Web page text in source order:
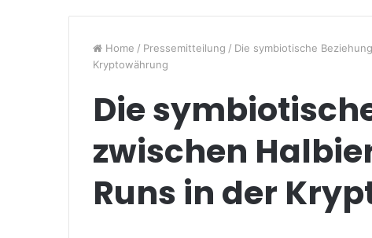
Home / Pressemitteilung / Die symbiotische
Kryptowährung
Die
zwischen
Runs in der